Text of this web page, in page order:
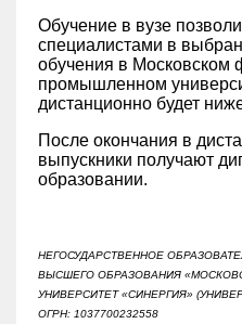
Обучение в вузе
специалистами в
обучения в Московском
промышленном
дистанционно будет
После окончания в
выпускники получают
образовании.
НЕГОСУДАРСТВЕННОЕ
ВЫСШЕГО ОБРАЗОВАНИЯ
УНИВЕРСИТЕТ «СИНЕРГИЯ»
ОГРН: 1037700232558